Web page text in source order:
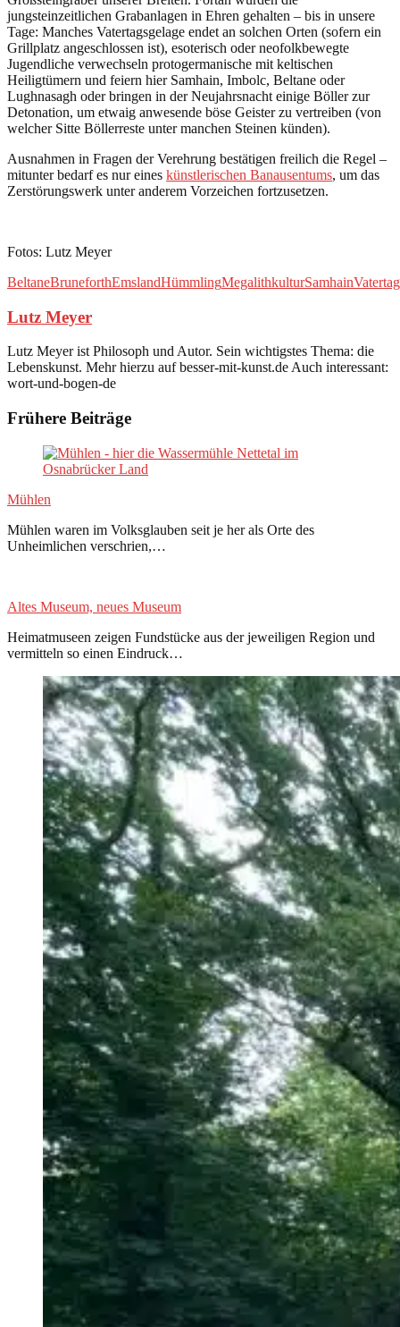
jungsteinzeitlichen Grabanlagen in Ehren gehalten – bis in unsere
Tage: Manches Vatertagsgelage endet an solchen Orten (sofern ein
Grillplatz angeschlossen ist), esoterisch oder neofolkbewegte
Jugendliche verwechseln protogermanische mit keltischen
Heiligtümern und feiern hier Samhain, Imbolc, Beltane oder
Lughnasagh oder bringen in der Neujahrsnacht einige Böller zur
Detonation, um etwaig anwesende böse Geister zu vertreiben (von
welcher Sitte Böllerreste unter manchen Steinen künden).
Ausnahmen in Fragen der Verehrung bestätigen freilich die Regel –
mitunter bedarf es nur eines künstlerischen Banausentums, um das
Zerstörungswerk unter anderem Vorzeichen fortzusetzen.
Fotos: Lutz Meyer
BeltaneBruneforthEmslandHümmlingMegalithkulturSamhainVatertag
Lutz Meyer
Lutz Meyer ist Philosoph und Autor. Sein wichtigstes Thema: die
Lebenskunst. Mehr hierzu auf besser-mit-kunst.de Auch interessant:
wort-und-bogen-de
Frühere Beiträge
Mühlen
Mühlen waren im Volksglauben seit je her als Orte des
Unheimlichen verschrien,…
Altes Museum, neues Museum
Heimatmuseen zeigen Fundstücke aus der jeweiligen Region und
vermitteln so einen Eindruck…